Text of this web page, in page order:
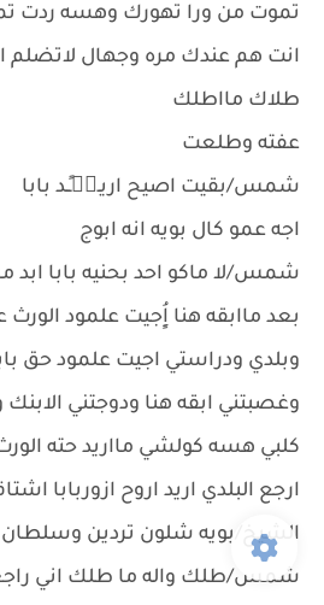
تموت من ورا تهورك وهسه ردت
انت هم عندك مره وجهال لاتضلم
طلاك مااطلك
عفته وطلعت
شمس/بقيت اصيح اريـ☝🏻ـٍـد بابا
اجه عمو كال بويه انه ابوج
شمس/لا ماكو احد بحنيه بابا ابد
بعد ماابقه هنا اٍُِجيت علمود الورث
وبلدي ودراستي اجيت علمود حق
وغصبتني ابقه هنا ودوجتني
كلبي هسه كولشي مااريد حته
ارجع البلدي اريد اروح ازوربابا
الشيخ/بويه شلون تردين
شمس/طلك واله ما طلك اني